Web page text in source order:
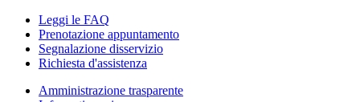
Leggi le FAQ
Prenotazione appuntamento
Segnalazione disservizio
Richiesta d'assistenza
Amministrazione trasparente